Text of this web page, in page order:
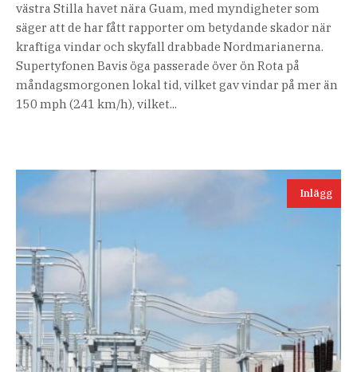
västra Stilla havet nära Guam, med myndigheter som
säger att de har fått rapporter om betydande skador när
kraftiga vindar och skyfall drabbade Nordmarianerna.
Supertyfonen Bavis öga passerade över ön Rota på
måndagsmorgonen lokal tid, vilket gav vindar på mer än
150 mph (241 km/h), vilket...
Inlägg